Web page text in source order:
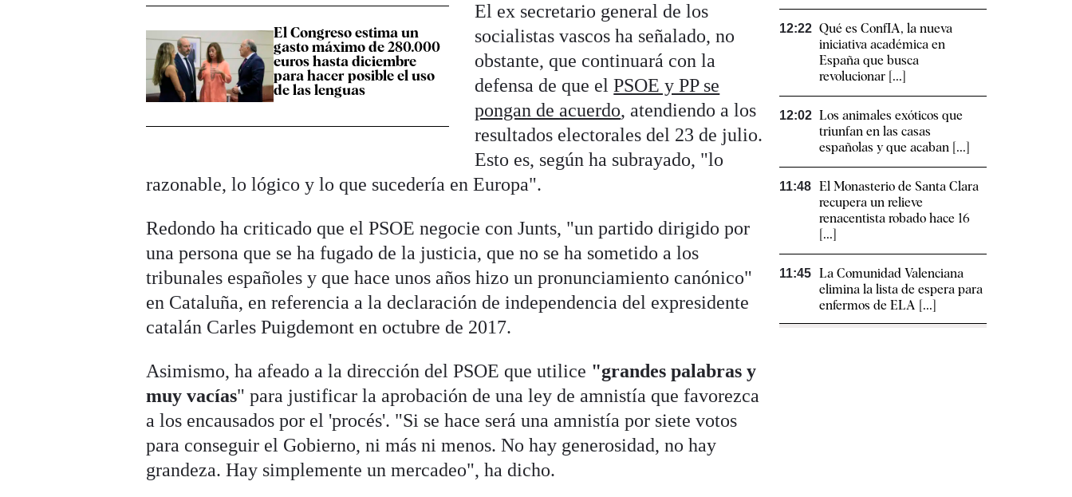
El Congreso estima un
gasto máximo de 280.000
euros hasta diciembre
para hacer posible el uso
de las lenguas
El ex secretario general de los
socialistas vascos ha señalado, no
obstante, que continuará con la
defensa de que elPSOE y PP se
pongan de acuerdo, atendiendo a los
resultados electorales del 23 de julio.
Esto es, según ha subrayado, "lo
razonable, lo lógico y lo que sucedería en Europa".
Redondo ha criticado que el PSOE negocie con Junts, "un partido dirigido por
una persona que se ha fugado de la justicia, que no se ha sometido a los
tribunales españoles y que hace unos años hizo un pronunciamiento canónico"
en Cataluña, en referencia a la declaración de independencia del expresidente
catalán Carles Puigdemont en octubre de 2017.
Asimismo, ha afeado a la dirección del PSOE que utilice "grandes palabras y
muy vacías" para justificar la aprobación de una ley de amnistía que favorezca
a los encausados por el 'procés'. "Si se hace será una amnistía por siete votos
para conseguir el Gobierno, ni más ni menos. No hay generosidad, no hay
grandeza. Hay simplemente un mercadeo", ha dicho.
12:22 Qué es ConfIA, la nueva
iniciativa académica en
España que busca
revolucionar [...]
12:02 Los animales exóticos que
triunfan en las casas
españolas y que acaban [...]
11:48 El Monasterio de Santa Clara
recupera un relieve
renacentista robado hace 16
[...]
11:45 La Comunidad Valenciana
elimina la lista de espera para
enfermos de ELA [...]